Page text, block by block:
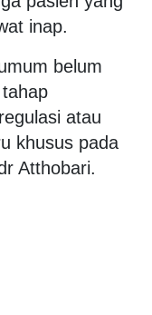
inap.
belum
atau
khusus pada
Atthobari.